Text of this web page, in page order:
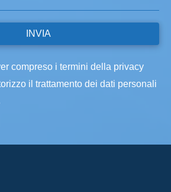
compreso i termini della privacy
il trattamento dei dati personali